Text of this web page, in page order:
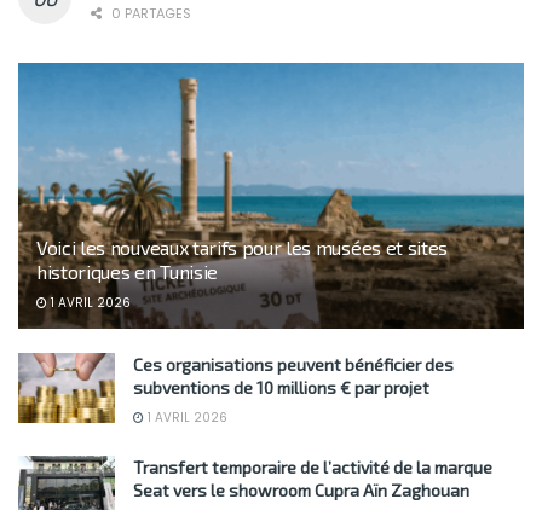
0 PARTAGES
Voici les nouveaux tarifs pour les musées et sites
historiques en Tunisie
1 AVRIL 2026
Ces organisations peuvent bénéficier des
subventions de 10 millions € par projet
1 AVRIL 2026
Transfert temporaire de l’activité de la marque
Seat vers le showroom Cupra Aïn Zaghouan